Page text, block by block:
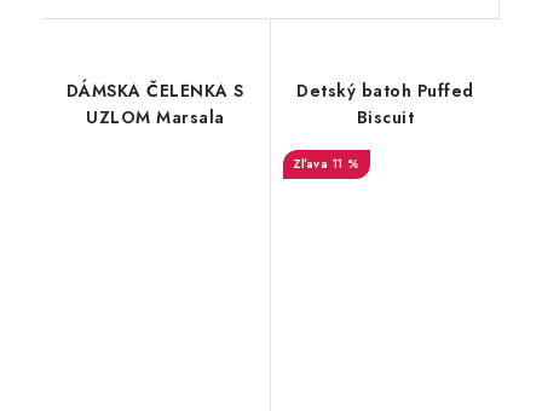
DÁMSKA ČELENKA S
UZLOM Marsala
Detský batoh Puffed
Biscuit
11 %